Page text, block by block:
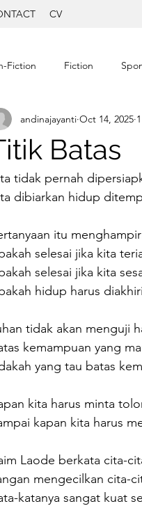
CV
Fiction Fiction
Batas
andinajayanti Oct 14, 2025
tidak pernah
dibiarkan hidup
itu
selesai jika kita
selesai jika kita
hidup harus
tidak akan menguji
kemampuan yang
yang tau batas
kita harus minta
kapan kita harus
Laode berkata cita-
mengecilkan cita-
katanya sangat kuat